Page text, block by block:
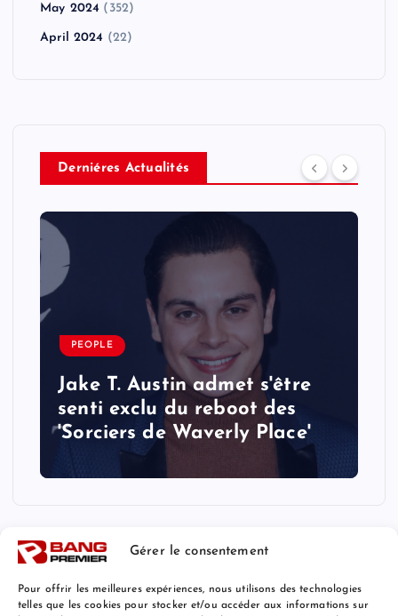
Gérer le consentement
Pour offrir les meilleures expériences, nous utilisons des technologies
telles que les cookies pour stocker et/ou accéder aux informations sur
May 2024 (352)
April 2024 (22)
Derniéres Actualités
PEOPLE
Jake T. Austin admet s'être
senti exclu du reboot des
'Sorciers de Waverly Place'